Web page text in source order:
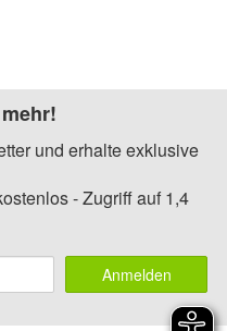
und erhalte exklusive
- Zugriff auf 1,4
Anmelden